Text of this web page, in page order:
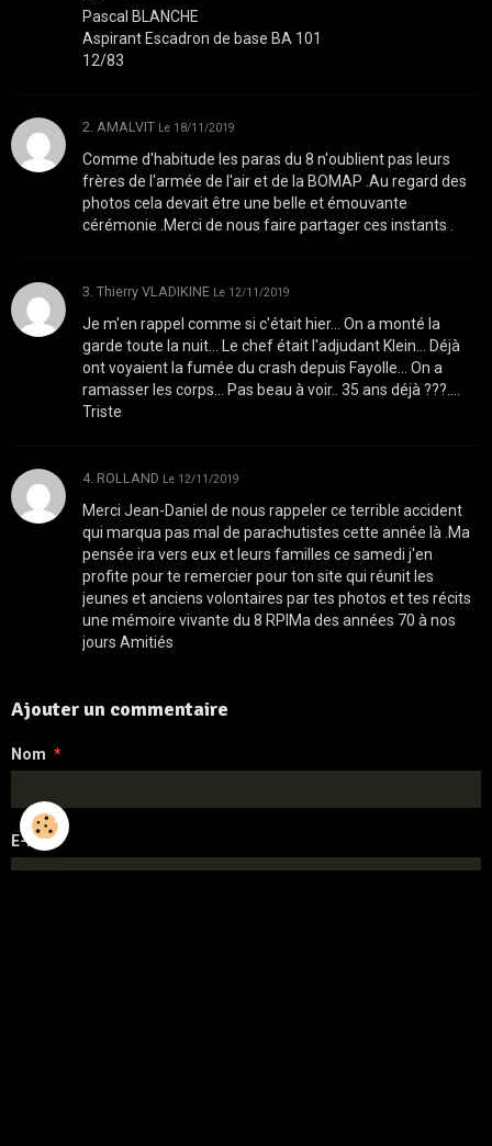
Pascal BLANCHE
Aspirant Escadron de base BA 101
12/83
2. AMALVIT Le 18/11/2019
Comme d'habitude les paras du 8 n'oublient pas leurs
frères de l'armée de l'air et de la BOMAP .Au regard des
photos cela devait être une belle et émouvante
cérémonie .Merci de nous faire partager ces instants .
3. Thierry VLADIKINE Le 12/11/2019
Je m'en rappel comme si c'était hier... On a monté la
garde toute la nuit... Le chef était l'adjudant Klein... Déjà
ont voyaient la fumée du crash depuis Fayolle... On a
ramasser les corps... Pas beau à voir.. 35 ans déjà ???....
Triste
4. ROLLAND Le 12/11/2019
Merci Jean-Daniel de nous rappeler ce terrible accident
qui marqua pas mal de parachutistes cette année là .Ma
pensée ira vers eux et leurs familles ce samedi j'en
profite pour te remercier pour ton site qui réunit les
jeunes et anciens volontaires par tes photos et tes récits
une mémoire vivante du 8 RPIMa des années 70 à nos
jours Amitiés
Ajouter un commentaire
Nom
E-mail